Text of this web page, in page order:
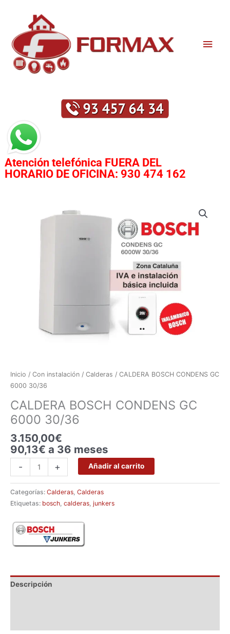
contenido
Atención telefónica FUERA DEL
HORARIO DE OFICINA: 930 474 162
Inicio / Con instalación / Calderas / CALDERA BOSCH CONDENS GC
6000 30/36
CALDERA BOSCH CONDENS GC
6000 30/36
3.150,00€
90,13€ a 36 meses
-
CONDENS
+ Añadir al carrito
Categorías: Calderas, Calderas
Etiquetas: bosch, calderas, junkers
Descripción